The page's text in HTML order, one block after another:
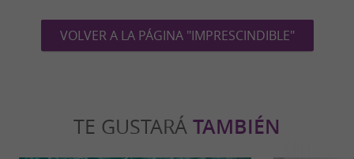
VOLVER A LA PÁGINA "IMPRESCINDIBLE"
TE GUSTARÁ TAMBIÉN